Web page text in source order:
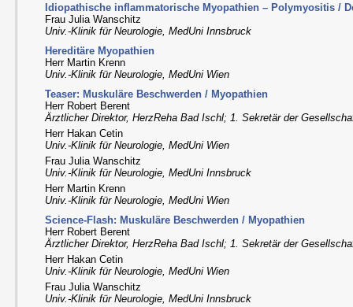
Idiopathische inflammatorische Myopathien – Polymyositis /
Frau Julia Wanschitz
Univ.-Klinik für Neurologie, MedUni Innsbruck
Hereditäre Myopathien
Herr Martin Krenn
Univ.-Klinik für Neurologie, MedUni Wien
Teaser: Muskuläre Beschwerden / Myopathien
Herr Robert Berent
Ärztlicher Direktor, HerzReha Bad Ischl; 1. Sekretär der
Herr Hakan Cetin
Univ.-Klinik für Neurologie, MedUni Wien
Frau Julia Wanschitz
Univ.-Klinik für Neurologie, MedUni Innsbruck
Herr Martin Krenn
Univ.-Klinik für Neurologie, MedUni Wien
Science-Flash: Muskuläre Beschwerden / Myopathien
Herr Robert Berent
Ärztlicher Direktor, HerzReha Bad Ischl; 1. Sekretär der
Herr Hakan Cetin
Univ.-Klinik für Neurologie, MedUni Wien
Frau Julia Wanschitz
Univ.-Klinik für Neurologie, MedUni Innsbruck